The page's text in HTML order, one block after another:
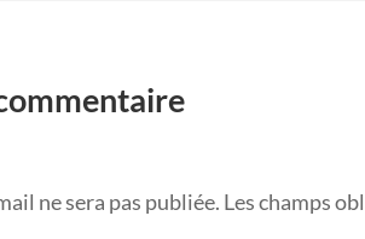
ne sera pas publiée. Les champs